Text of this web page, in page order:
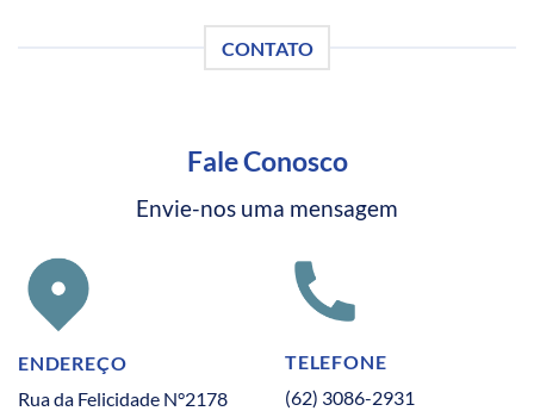
CONTATO
Fale Conosco
Envie-nos uma mensagem
ENDEREÇO
Rua da Felicidade N°2178
TELEFONE
(62) 3086-2931